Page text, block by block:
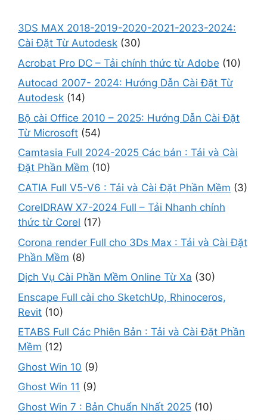
3DS MAX 2018-2019-2020-2021-2023-2024:
Cài Đặt Từ Autodesk (30)
Acrobat Pro DC – Tải chính thức từ Adobe (10)
Autocad 2007- 2024: Hướng Dẫn Cài Đặt Từ
Autodesk (14)
Bộ cài Office 2010 – 2025: Hướng Dẫn Cài Đặt
Từ Microsoft (54)
Camtasia Full 2024-2025 Các bản : Tải và Cài
Đặt Phần Mềm (10)
CATIA Full V5-V6 : Tải và Cài Đặt Phần Mềm (3)
CorelDRAW X7-2024 Full – Tải Nhanh chính
thức từ Corel (17)
Corona render Full cho 3Ds Max : Tải và Cài Đặt
Phần Mềm (8)
Dịch Vụ Cài Phần Mềm Online Từ Xa (30)
Enscape Full cài cho SketchUp, Rhinoceros,
Revit (10)
ETABS Full Các Phiên Bản : Tải và Cài Đặt Phần
Mềm (12)
Ghost Win 10 (9)
Ghost Win 11 (9)
Ghost Win 7 : Bản Chuẩn Nhất 2025 (10)